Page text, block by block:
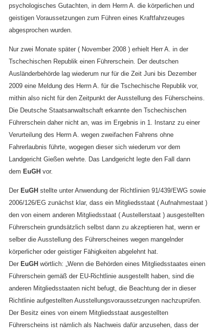
psychologisches Gutachten, in dem Herrn A. die körperlichen und
geistigen Voraussetzungen zum Führen eines Kraftfahrzeuges
abgesprochen wurden.
Nur zwei Monate später ( November 2008 ) erhielt Herr A. in der
Tschechischen Republik einen Führerschein. Der deutschen
Ausländerbehörde lag wiederum nur für die Zeit Juni bis Dezember
2009 eine Meldung des Herrn A. für die Tschechische Republik vor,
mithin also nicht für den Zeitpunkt der Ausstellung des Füherscheins.
Die Deutsche Staatsanwaltschaft erkannte den Tschechischen
Führerschein daher nicht an, was im Ergebnis in 1. Instanz zu einer
Verurteilung des Herrn A. wegen zweifachen Fahrens ohne
Fahrerlaubnis führte, wogegen dieser sich wiederum vor dem
Landgericht Gießen wehrte. Das Landgericht legte den Fall dann
dem EuGH vor.
Der EuGH stellte unter Anwendung der Richtlinien 91/439/EWG sowie
2006/126/EG zunächst klar, dass ein Mitgliedsstaat ( Aufnahmestaat )
den von einem anderen Mitgliedsstaat ( Austellerstaat ) ausgestellten
Führerschein grundsätzlich selbst dann zu akzeptieren hat, wenn er
selber die Ausstellung des Führerscheines wegen mangelnder
körperlicher oder geistiger Fähigkeiten abgelehnt hat.
Der EuGH wörtlich: „Wenn die Behörden eines Mitgliedsstaates einen
Führerschein gemäß der EU-Richtlinie ausgestellt haben, sind die
anderen Mitgliedsstaaten nicht befugt, die Beachtung der in dieser
Richtlinie aufgestellten Ausstellungsvoraussetzungen nachzuprüfen.
Der Besitz eines von einem Mitgliedsstaat ausgestellten
Führerscheins ist nämlich als Nachweis dafür anzusehen, dass der